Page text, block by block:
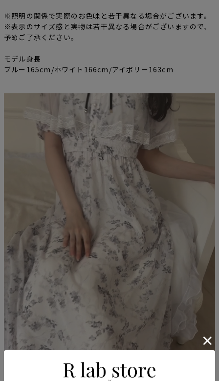
※照明の関係で実際のお色味と若干異なる場合がございます。
※表示のサイズ感と実物は若干異なる場合がございますので、
予めご了承ください。
モデル身長
ブルー165cm/ホワイト166cm/アイボリー163cm